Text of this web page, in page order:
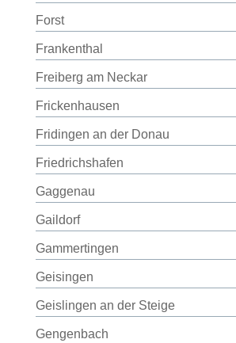
Forst
Frankenthal
Freiberg am Neckar
Frickenhausen
Fridingen an der Donau
Friedrichshafen
Gaggenau
Gaildorf
Gammertingen
Geisingen
Geislingen an der Steige
Gengenbach